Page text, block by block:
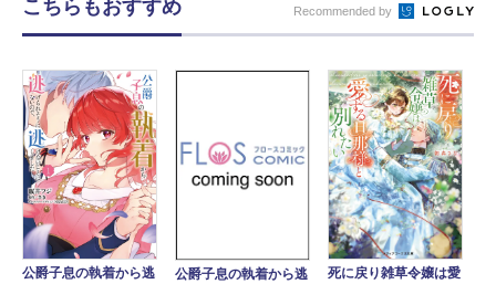
こちらもおすすめ Recommended by
公爵子息の執着から逃
公爵子息の執着から逃
死に戻り雑草令嬢は愛